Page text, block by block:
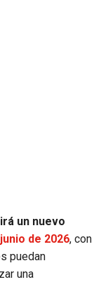
un nuevo
de 2026, con
puedan
una